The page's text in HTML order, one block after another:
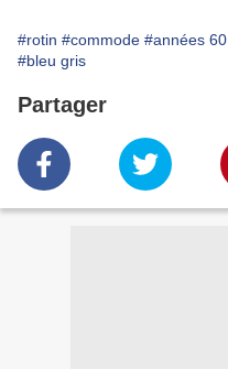
#rotin #commode #années 60
#bleu gris
Partager